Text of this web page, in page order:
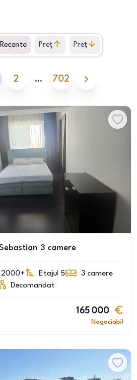
Recente Preț
crescător
Preț
descrescător
2 … 702
3 camere
2000+ Etajul 5 3 camere
Decomandat
165 000
Negociabil